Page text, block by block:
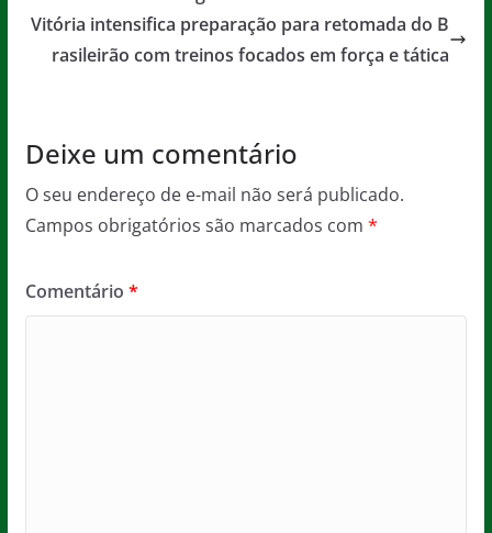
o
o
p
p
e
Vitória intensifica preparação para retomada do B
rasileirão com treinos focados em força e tática
Deixe um comentário
O seu endereço de e-mail não será publicado.
Campos obrigatórios são marcados com *
Comentário *